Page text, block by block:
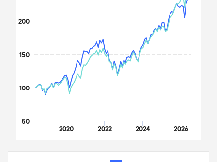
2020 2022 2024 2026
50
100
150
200